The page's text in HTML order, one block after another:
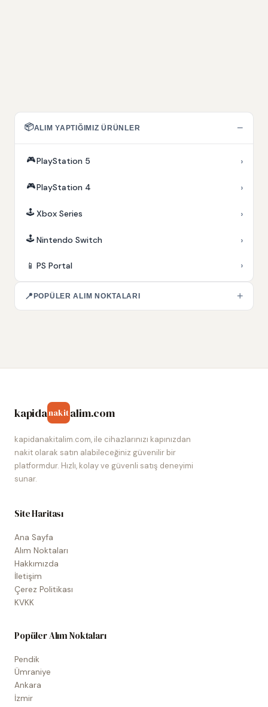
📦ALIM YAPTIĞIMIZ ÜRÜNLER −
🎮PlayStation 5 ›
🎮PlayStation 4 ›
🕹️ Xbox Series ›
🕹️ Nintendo Switch ›
📱 PS Portal ›
📍 POPÜLER ALIM NOKTALARI +
kapidanakitalim.com
kapidanakitalim.com, ile cihazlarınızı kapınızdan
nakit olarak satın alabileceğiniz güvenilir bir
platformdur. Hızlı, kolay ve güvenli satış deneyimi
sunar.
Site Haritası
Ana Sayfa
Alım Noktaları
Hakkımızda
İletişim
Çerez Politikası
KVKK
Popüler Alım Noktaları
Pendik
Ümraniye
Ankara
İzmir